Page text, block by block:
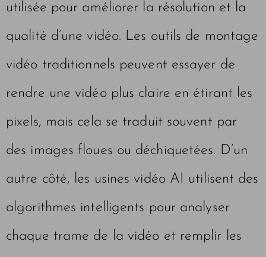
utilisée pour améliorer la résolution et la
qualité d’une vidéo. Les outils de montage
vidéo traditionnels peuvent essayer de
rendre une vidéo plus claire en étirant les
pixels, mais cela se traduit souvent par
des images floues ou déchiquetées. D’un
autre côté, les usines vidéo AI utilisent des
algorithmes intelligents pour analyser
chaque trame de la vidéo et remplir les